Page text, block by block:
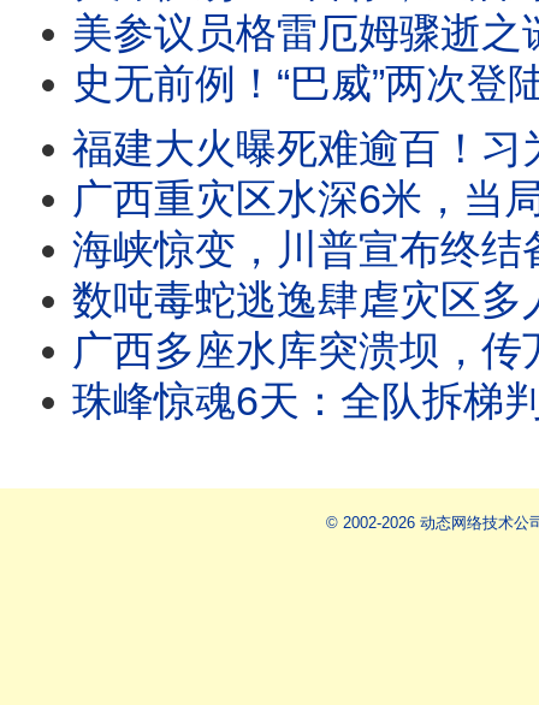
美参议员格雷厄姆骤逝之谜：一场疾病 还是跨国暗杀
史无前例！“巴威”两次登陆重创浙江，温州惊现瀑布倒流！广西超市早高峰被洪水
福建大火曝死难逾百！习为何死活不去灾区？长征火箭首次
广西重灾区水深6米，当局大举“抓特务”；自媒体灾区曝惊人真相，官
海峡惊变，川普宣布终结备忘录；美重启打击，伊朗封锁海峡退出核武谈判；
数吨毒蛇逃逸肆虐灾区多人被咬！亡者被冲入超市官方无视；习“管家”双开
广西多座水库突溃坝，传万人失联，数村庄瞬间没顶；又是
珠峰惊魂6天：全队拆梯判他死亡，他却爬著回来｜商
© 2002-2026 动态网络技术公